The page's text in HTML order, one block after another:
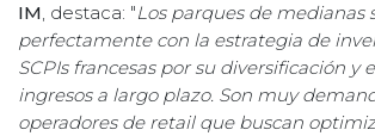
IM, destaca: "Los parques de medianas
perfectamente con la estrategia de
SCPIs francesas por su diversificación y
ingresos a largo plazo. Son muy
operadores de retail que buscan